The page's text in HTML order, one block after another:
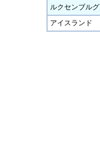
ルクセンブルグ
アイスランド